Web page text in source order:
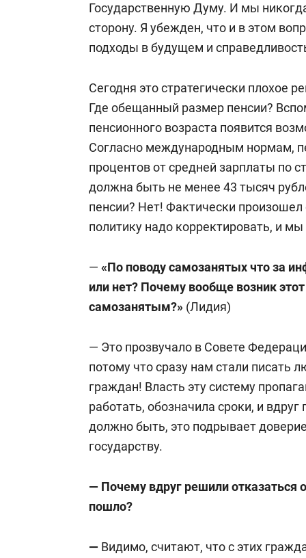
Государственную Думу. И мы
сторону. Я убежден, что и в этом
подходы в будущем и
Сегодня это стратегически
Где обещанный размер пенсии?
пенсионного возраста появится
Согласно международным нормам,
процентов от средней зарплаты по
должна быть не менее 43 тысяч
пенсии? Нет! Фактически произошел
политику надо корректировать, и
— «По поводу самозанятых что за
или нет? Почему вообще возник
самозанятым?» (Лидия)
— Это прозвучало в Совете
потому что сразу нам стали писать
граждан! Власть эту систему
работать, обозначила сроки, и
должно быть, это подрывает
государству.
— Почему вдруг решили отказаться
пошло?
— Видимо, считают, что с этих